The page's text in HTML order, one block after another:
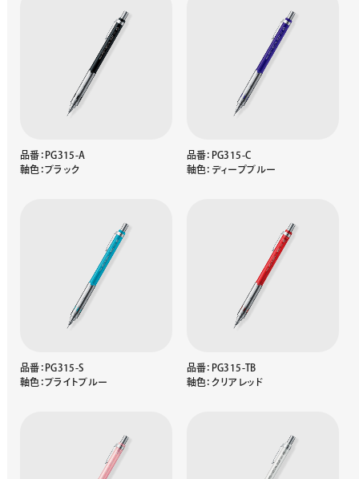
品番：PG315-A
軸色：ブラック
品番：PG315-C
軸色：ディープブルー
品番：PG315-S
軸色：ブライトブルー
品番：PG315-TB
軸色：クリアレッド